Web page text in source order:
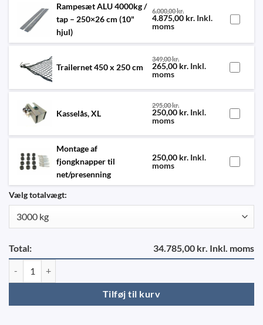
Rampesæt ALU 4000kg /
tap – 250×26 cm (10"
hjul)
6.000,00kr.
4.875,00 kr.Inkl.
moms
Trailernet 450 x 250 cm
349,00kr.
265,00 kr.Inkl.
moms
Kasselås, XL
295,00kr.
250,00 kr.Inkl.
moms
Montage af
fjongknapper til
net/presenning
250,00 kr.Inkl.
moms
Vælg totalvægt:
Total: 34.785,00 kr. Inkl. moms
Tilføj til kurv